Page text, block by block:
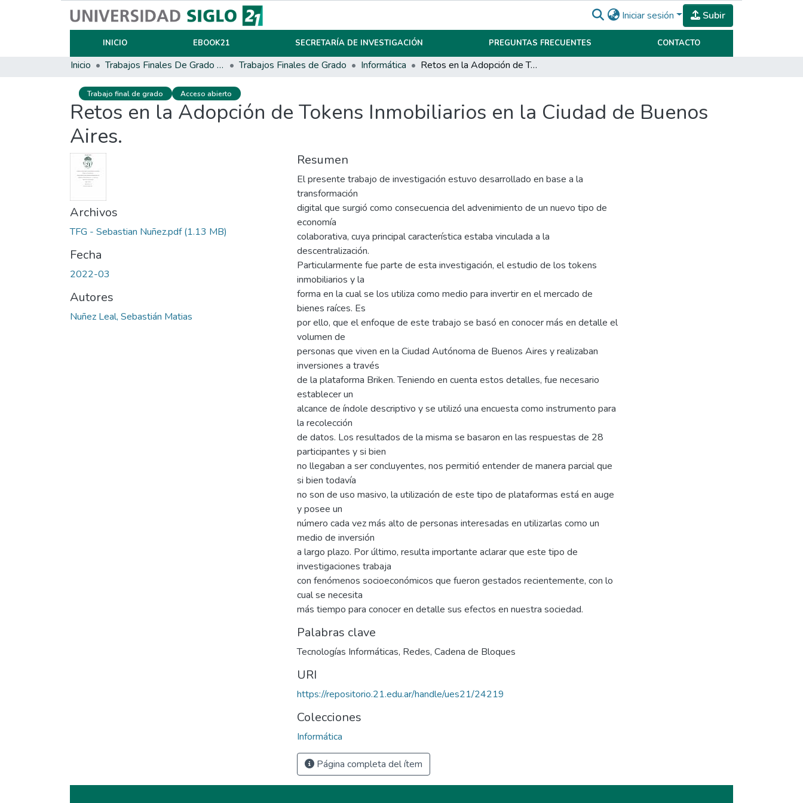
Iniciar sesión Subir
INICIO EBOOK21 SECRETARÍA DE INVESTIGACIÓN PREGUNTAS FRECUENTES CONTACTO
Inicio Trabajos Finales De Grado Y Posgrado Trabajos Finales de Grado Informática Retos en la Adopción de Tokens Inmobiliarios en la Ciudad de Buenos Aires.
Trabajo final de grado Acceso abierto
Retos en la Adopción de Tokens Inmobiliarios en la Ciudad de Buenos
Aires.
Archivos
TFG - Sebastian Nuñez.pdf(1.13 MB)
Fecha
2022-03
Autores
Nuñez Leal, Sebastián Matias
Resumen
El presente trabajo de investigación estuvo desarrollado en base a la
transformación
digital que surgió como consecuencia del advenimiento de un nuevo tipo de
economía
colaborativa, cuya principal característica estaba vinculada a la
descentralización.
Particularmente fue parte de esta investigación, el estudio de los tokens
inmobiliarios y la
forma en la cual se los utiliza como medio para invertir en el mercado de
bienes raíces. Es
por ello, que el enfoque de este trabajo se basó en conocer más en detalle el
volumen de
personas que viven en la Ciudad Autónoma de Buenos Aires y realizaban
inversiones a través
de la plataforma Briken. Teniendo en cuenta estos detalles, fue necesario
establecer un
alcance de índole descriptivo y se utilizó una encuesta como instrumento para
la recolección
de datos. Los resultados de la misma se basaron en las respuestas de 28
participantes y si bien
no llegaban a ser concluyentes, nos permitió entender de manera parcial que
si bien todavía
no son de uso masivo, la utilización de este tipo de plataformas está en auge
y posee un
número cada vez más alto de personas interesadas en utilizarlas como un
medio de inversión
a largo plazo. Por último, resulta importante aclarar que este tipo de
investigaciones trabaja
con fenómenos socioeconómicos que fueron gestados recientemente, con lo
cual se necesita
más tiempo para conocer en detalle sus efectos en nuestra sociedad.
Palabras clave
Tecnologías Informáticas, Redes, Cadena de Bloques
URI
https://repositorio.21.edu.ar/handle/ues21/24219
Colecciones
Informática
Página completa del ítem